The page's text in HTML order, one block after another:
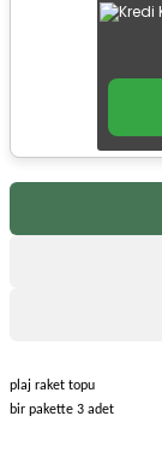
plaj raket topu
bir pakette 3 adet